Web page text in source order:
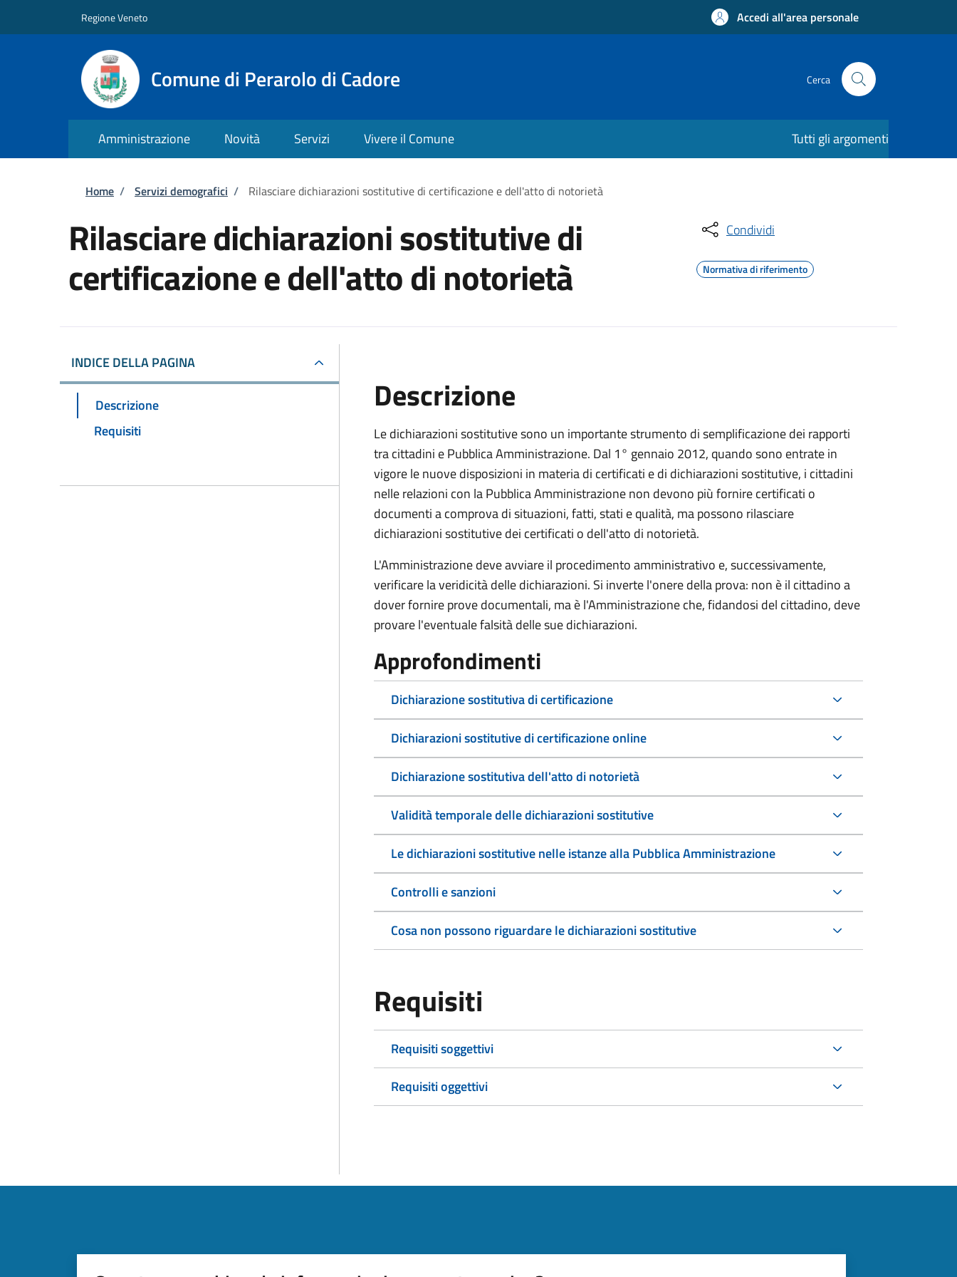
Regione Veneto Accedi all'area personale
Comune di Perarolo di Cadore Cerca
Amministrazione Novità Servizi Vivere il Comune Tutti gli argomenti
Briciole di pane
Home / Servizi demografici / Rilasciare dichiarazioni sostitutive di certificazione e dell'atto di notorietà
Rilasciare dichiarazioni sostitutive di
certificazione e dell'atto di notorietà
Condividi
Normativa di riferimento
INDICE DELLA PAGINA
Descrizione
Requisiti
Descrizione
Le dichiarazioni sostitutive sono un importante strumento di semplificazione dei rapporti
tra cittadini e Pubblica Amministrazione. Dal 1° gennaio 2012, quando sono entrate in
vigore le nuove disposizioni in materia di certificati e di dichiarazioni sostitutive, i cittadini
nelle relazioni con la Pubblica Amministrazione non devono più fornire certificati o
documenti a comprova di situazioni, fatti, stati e qualità, ma possono rilasciare
dichiarazioni sostitutive dei certificati o dell'atto di notorietà.
L'Amministrazione deve avviare il procedimento amministrativo e, successivamente,
verificare la veridicità delle dichiarazioni. Si inverte l'onere della prova: non è il cittadino a
dover fornire prove documentali, ma è l'Amministrazione che, fidandosi del cittadino, deve
provare l'eventuale falsità delle sue dichiarazioni.
Approfondimenti
Dichiarazione sostitutiva di certificazione
Dichiarazioni sostitutive di certificazione online
Dichiarazione sostitutiva dell'atto di notorietà
Validità temporale delle dichiarazioni sostitutive
Le dichiarazioni sostitutive nelle istanze alla Pubblica Amministrazione
Controlli e sanzioni
Cosa non possono riguardare le dichiarazioni sostitutive
Requisiti
Requisiti soggettivi
Requisiti oggettivi